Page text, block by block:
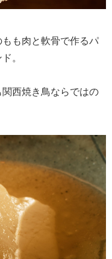
も肉と軟骨で作るパ
。
西焼き鳥ならではの